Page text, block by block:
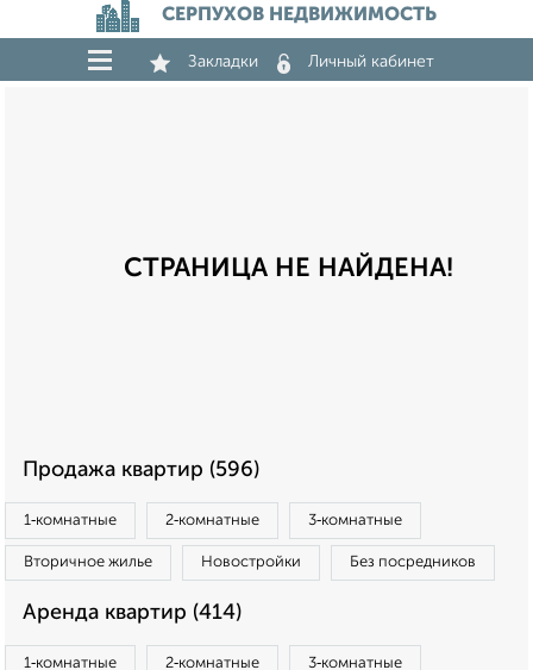
СЕРПУХОВ НЕДВИЖИМОСТЬ
Закладки Личный кабинет
СТРАНИЦА НЕ НАЙДЕНА!
Продажа квартир (596)
1‑комнатные 2‑комнатные 3‑комнатные
Вторичное жилье Новостройки Без посредников
Аренда квартир (414)
1‑комнатные 2‑комнатные 3‑комнатные